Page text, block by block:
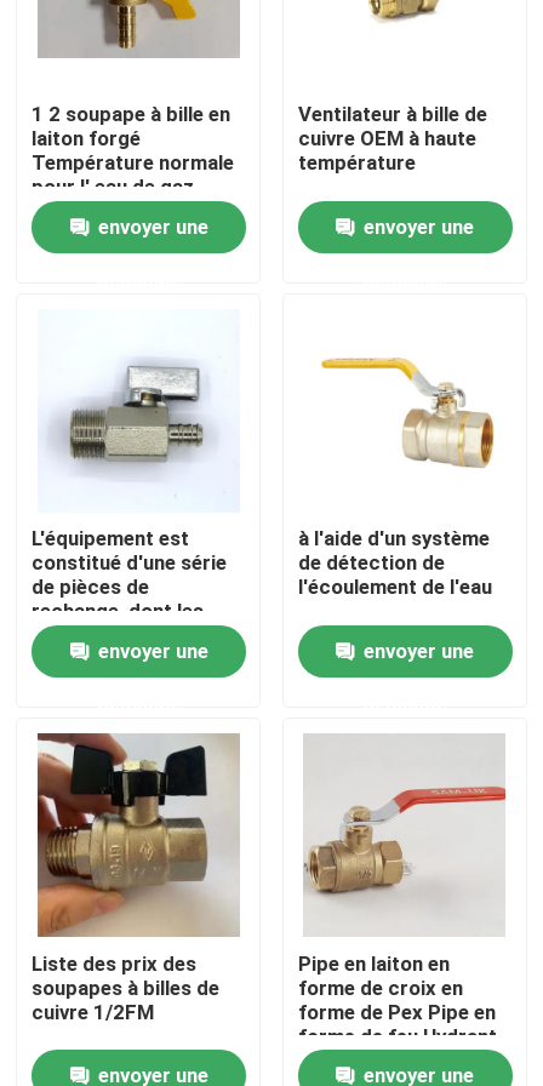
Produits
Au sujet de nous
Visite d'usine
contactez-nous
Demandez une citation
Valve en laiton de Bibcock
Valve d'angle en laiton
Robinet à tournant sphérique en laiton
1 2 soupape à bille en
laiton forgé
Température normale
pour l' eau de gaz
pétrolier
envoyer une
Ventilateur à bille de
cuivre OEM à haute
température
envoyer une
L'équipement est
constitué d'une série
de pièces de
rechange, dont les
pièces de rechange
sont des pièces de
rechange.
envoyer une
à l'aide d'un système
de détection de
l'écoulement de l'eau
envoyer une
Liste des prix des
soupapes à billes de
cuivre 1/2FM
envoyer une
Pipe en laiton en
forme de croix en
forme de Pex Pipe en
forme de feu Hydrant
en laiton en forme de
envoyer une